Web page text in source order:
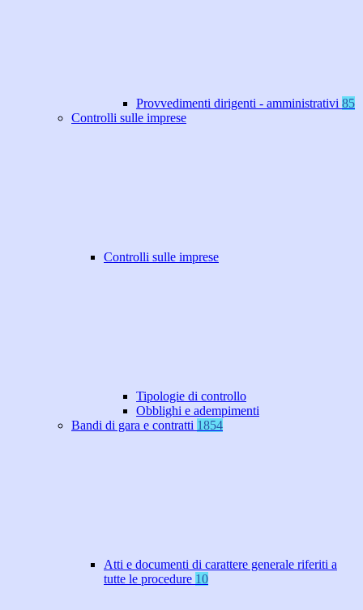
Provvedimenti dirigenti - amministrativi 85
Controlli sulle imprese
Controlli sulle imprese
Tipologie di controllo
Obblighi e adempimenti
Bandi di gara e contratti 1854
Atti e documenti di carattere generale riferiti a
tutte le procedure 10